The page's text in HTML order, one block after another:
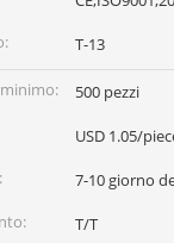
T-13
500 pezzi
USD 1.05/
7-10 giorno
T/T